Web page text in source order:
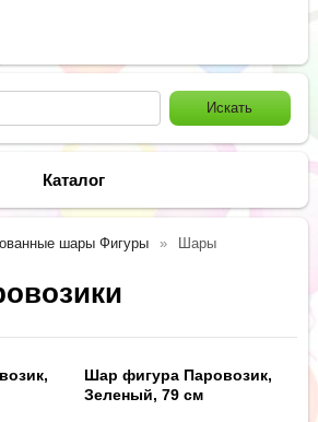
Каталог
шары Фигуры
Шары
Шар фигура Паровозик,
Зеленый, 79 см